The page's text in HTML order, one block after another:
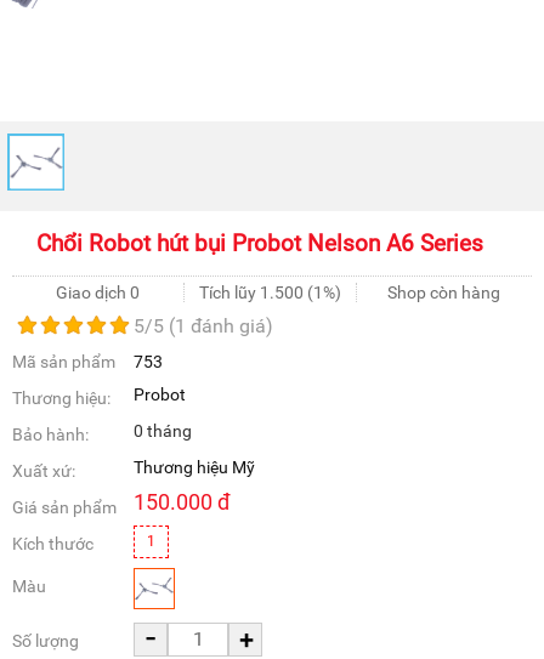
Chổi Robot hút bụi Probot Nelson A6 Series
Giao dịch 0 Tích lũy 1.500 (1%) Shop còn hàng
5/5 (1 đánh giá)
Mã sản phẩm
753
Thương hiệu:
Probot
Bảo hành: 0 tháng
Xuất xứ: Thương hiệu Mỹ
Giá sản phẩm 150.000 đ
Kích thước 1
Màu
Số lượng - +